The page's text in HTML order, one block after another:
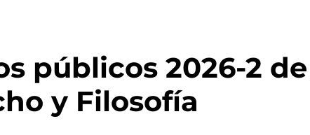
públicos 2026-2 de
y Filosofía